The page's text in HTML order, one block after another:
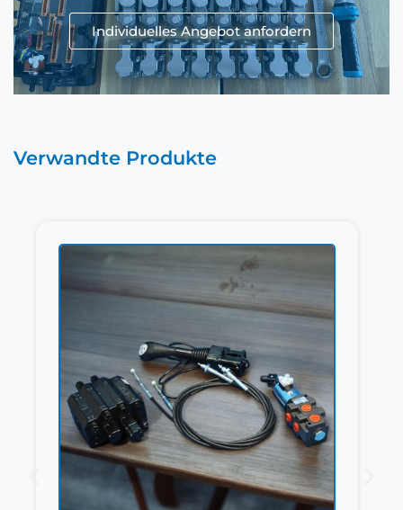
Individuelles Angebot anfordern
Verwandte Produkte